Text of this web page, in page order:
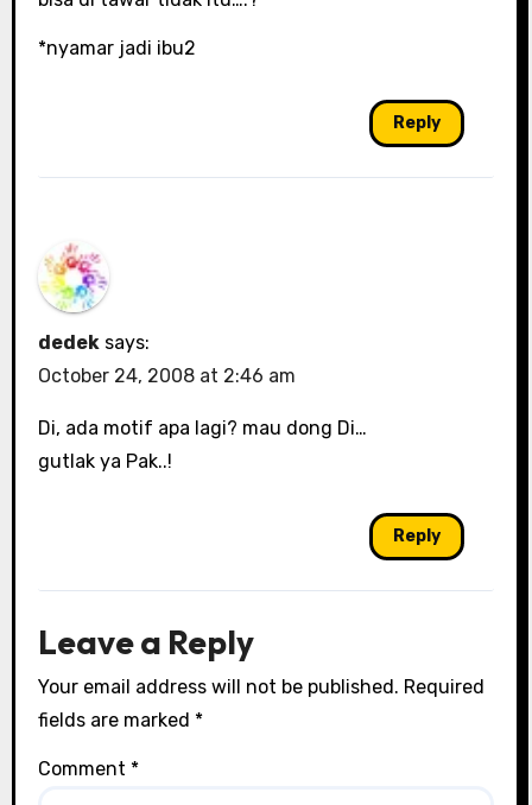
*nyamar jadi ibu2
Reply
dedek says:
October 24, 2008 at 2:46 am
Di, ada motif apa lagi? mau dong Di…
gutlak ya Pak..!
Reply
Leave a Reply
Your email address will not be published. Required
fields are marked *
Comment *